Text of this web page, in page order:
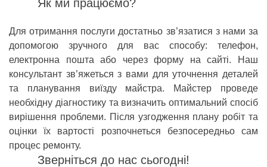
Як ми працюємо?
Для отримання послуги достатньо зв’язатися з нами за
допомогою зручного для вас способу: телефон,
електронна пошта або через форму на сайті. Наш
консультант зв’яжеться з вами для уточнення деталей
та планування виїзду майстра. Майстер проведе
необхідну діагностику та визначить оптимальний спосіб
вирішення проблеми. Після узгодження плану робіт та
оцінки їх вартості розпочнеться безпосередньо сам
процес ремонту.
Зверніться до нас сьогодні!